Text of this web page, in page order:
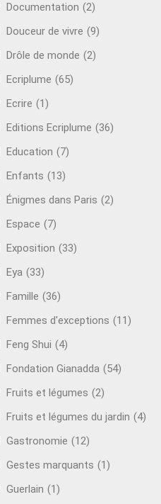
Documentation (2)
Douceur de vivre (9)
Drôle de monde (2)
Ecriplume (65)
Ecrire (1)
Editions Ecriplume (36)
Education (7)
Enfants (13)
Énigmes dans Paris (2)
Espace (7)
Exposition (33)
Eya (33)
Famille (36)
Femmes d'exceptions (11)
Feng Shui (4)
Fondation Gianadda (54)
Fruits et légumes (2)
Fruits et légumes du jardin (4)
Gastronomie (12)
Gestes marquants (1)
Guerlain (1)